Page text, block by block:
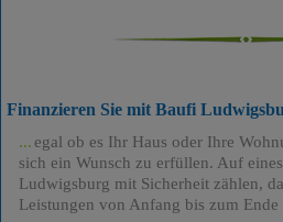
Finanzieren Sie mit Baufi
egal ob es Ihr Haus oder Ihre
sich ein Wunsch zu erfüllen. Auf
Ludwigsburg mit Sicherheit zählen,
Leistungen von Anfang bis zum